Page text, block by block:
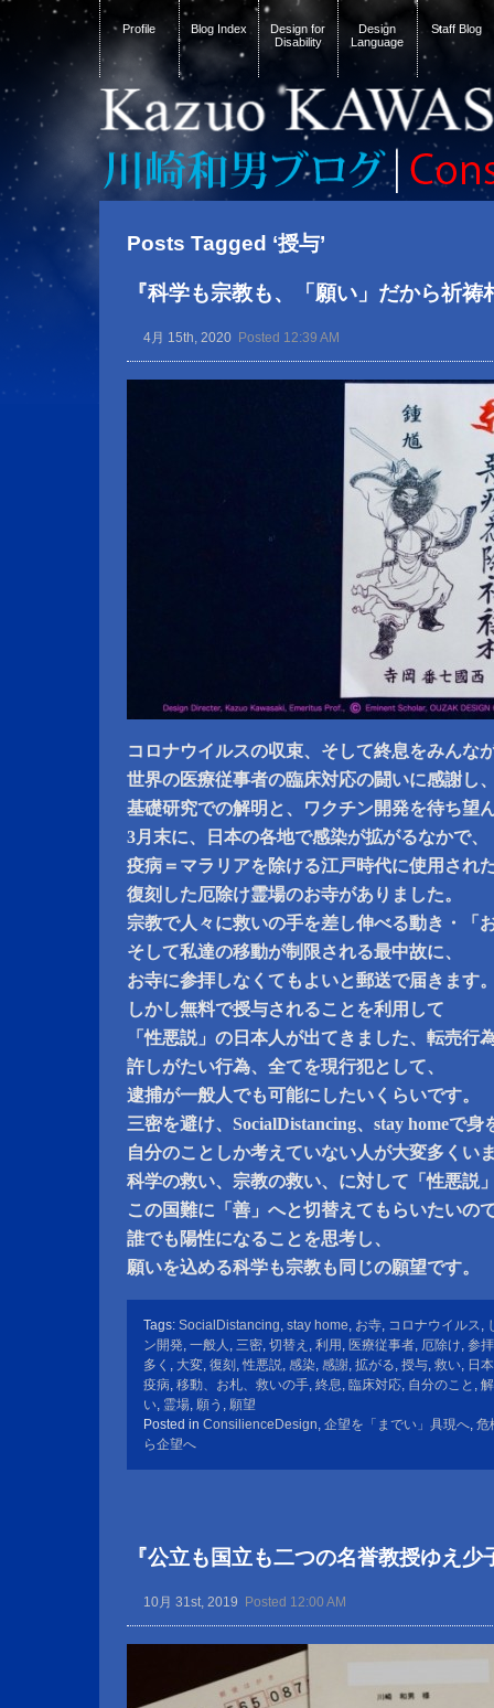
Profile Blog Index
Design for
Disability
Design
Language
Staff Blog
Posts Tagged ‘授与’
『科学も宗教も、「願い」だから祈
4月 15th, 2020 Posted 12:39 AM
コロナウイルスの収束、そして終息をみんな
世界の医療従事者の臨床対応の闘いに感謝し
基礎研究での解明と、ワクチン開発を待ち望
3月末に、日本の各地で感染が拡がるなかで、
疫病＝マラリアを除ける江戸時代に使用され
復刻した厄除け霊場のお寺がありました。
宗教で人々に救いの手を差し伸べる動き・「
そして私達の移動が制限される最中故に、
お寺に参拝しなくてもよいと郵送で届きます
しかし無料で授与されることを利用して
「性悪説」の日本人が出てきました、転売行
許しがたい行為、全てを現行犯として、
逮捕が一般人でも可能にしたいくらいです。
三密を避け、SocialDistancing、stay homeで身
自分のことしか考えていない人が大変多くい
科学の救い、宗教の救い、に対して「性悪説
この国難に「善」へと切替えてもらいたいの
誰でも陽性になることを思考し、
願いを込める科学も宗教も同じの願望です。
Tags: SocialDistancing, stay home, お寺, コロナウイルス,
ン開発, 一般人 , 三密, 切替え , 利用 , 医療従事者, 厄除け, 参拝
多く , 大変, 復刻 ,性悪説, 感染, 感謝, 拡がる, 授与, 救い, 日
疫病, 移動、お札、救いの手, 終息, 臨床対応, 自分のこと ,
い, 霊場, 願う , 願望
Posted in ConsilienceDesign, 企望を「までい」具現へ, 危
ら企望へ
『公立も国立も二つの名誉教授ゆえ少
10月 31st, 2019 Posted 12:00 AM